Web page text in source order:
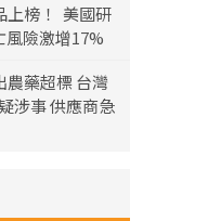
上榜！ 美國研
險激增17%
農藥超標 台灣
涉事 供應商急